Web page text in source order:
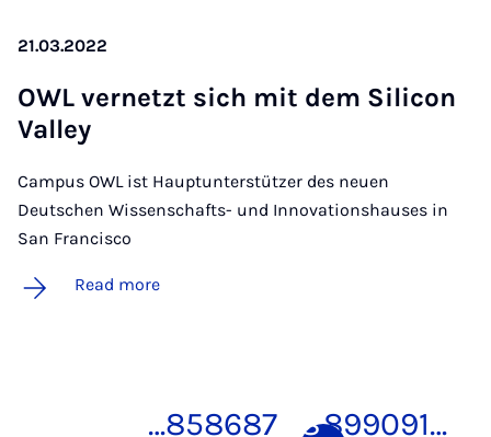
21.03.2022
OWL vernet­zt sich mit dem Sil­ic­on
Val­ley
Campus OWL ist Hauptunterstützer des neuen
Deutschen Wissenschafts- und Innovationshauses in
San Francisco
Read more
…858687 88899091…